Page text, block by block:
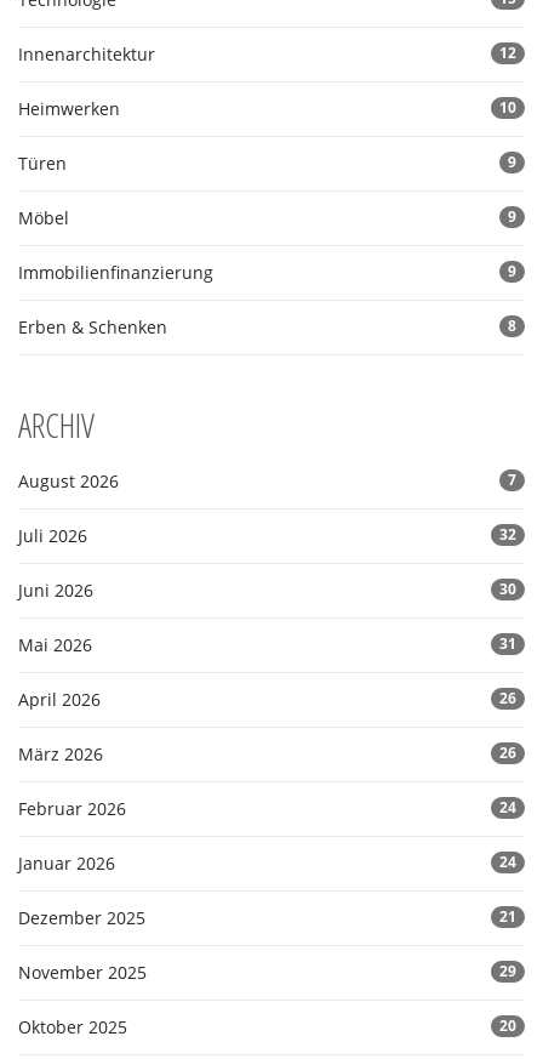
Innenarchitektur 12
Heimwerken 10
Türen 9
Möbel 9
Immobilienfinanzierung 9
Erben & Schenken 8
ARCHIV
August 2026 7
Juli 2026 32
Juni 2026 30
Mai 2026 31
April 2026 26
März 2026 26
Februar 2026 24
Januar 2026 24
Dezember 2025 21
November 2025 29
Oktober 2025 20